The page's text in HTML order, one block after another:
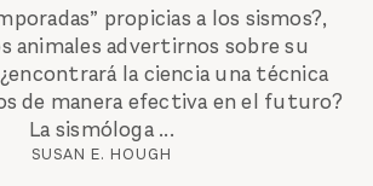
propicias a los sismos?,
animales advertirnos sobre su
la ciencia una técnica
de manera efectiva en el futuro?
La sismóloga ...
SUSAN E. HOUGH